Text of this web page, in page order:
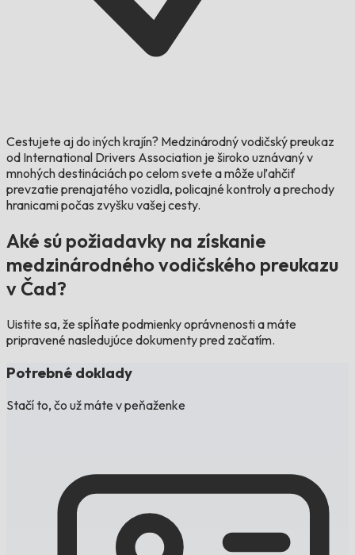
Cestujete aj do iných krajín? Medzinárodný vodičský preukaz
od International Drivers Association je široko uznávaný v
mnohých destináciách po celom svete a môže uľahčiť
prevzatie prenajatého vozidla, policajné kontroly a prechody
hranicami počas zvyšku vašej cesty.
Aké sú požiadavky na získanie
medzinárodného vodičského preukazu
v Čad?
Uistite sa, že spĺňate podmienky oprávnenosti a máte
pripravené nasledujúce dokumenty pred začatím.
Potrebné doklady
Stačí to, čo už máte v peňaženke